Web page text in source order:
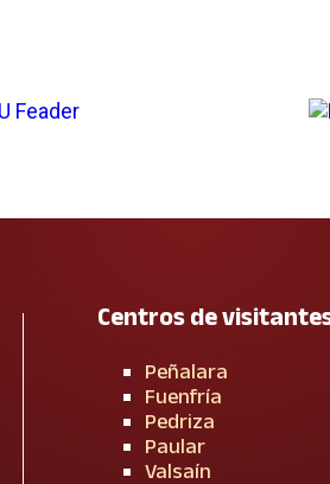
Centros de
Peñalara
Fuenfría
Pedriza
Paular
Valsaín